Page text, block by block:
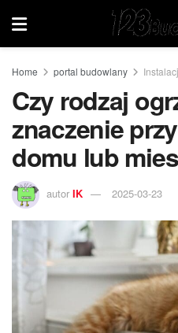
Home portal budowlany
Czy rodzaj
znaczenie
domu lub
autor IK 2025-03-23